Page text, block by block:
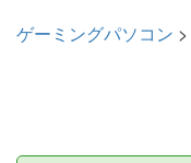
ゲーミングパソコン >